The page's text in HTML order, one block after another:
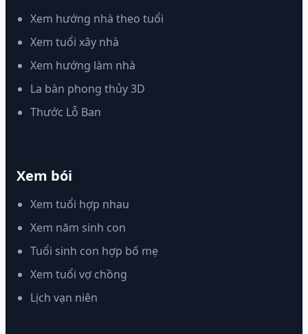
Xem hướng nhà theo tuổi
Xem tuổi xây nhà
Xem hướng làm nhà
La bàn phong thủy 3D
Thước Lỗ Ban
Xem bói
Xem tuổi hợp nhau
Xem năm sinh con
Tuổi sinh con hợp bố mẹ
Xem tuổi vợ chồng
Lịch vạn niên